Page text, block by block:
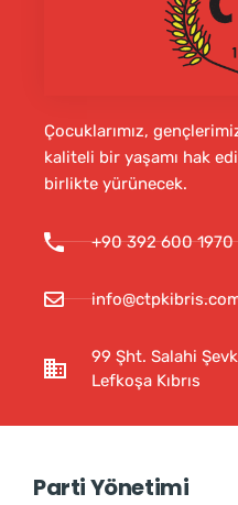
Çocuklarımız,
kaliteli bir yaşamı hak
birlikte yürünecek.
+90 392 600 1970
99 Şht. Salahi
Lefkoşa Kıbrıs
Parti Yönetimi